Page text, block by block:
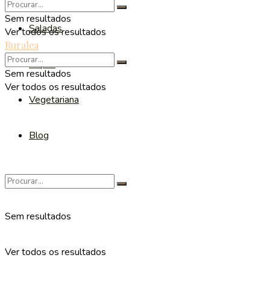
Saladas
Sopas
Vegetariana
Blog
Sem resultados
Ver todos os resultados
Sem resultados
Ver todos os resultados
Ruralea
Sem resultados
Ver todos os resultados